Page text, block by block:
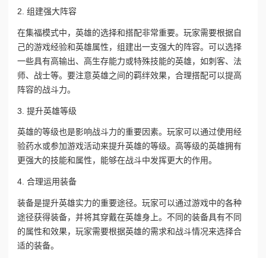
2. 组建强大阵容
在集福模式中，英雄的选择和搭配非常重要。玩家需要根据自
己的游戏经验和英雄属性，组建出一支强大的阵容。可以选择
一些具有高输出、高生存能力或特殊技能的英雄，如刺客、法
师、战士等。要注意英雄之间的羁绊效果，合理搭配可以提高
阵容的战斗力。
3. 提升英雄等级
英雄的等级也是影响战斗力的重要因素。玩家可以通过使用经
验药水或参加游戏活动来提升英雄的等级。高等级的英雄拥有
更强大的技能和属性，能够在战斗中发挥更大的作用。
4. 合理运用装备
装备是提升英雄实力的重要途径。玩家可以通过游戏中的各种
途径获得装备，并将其穿戴在英雄身上。不同的装备具有不同
的属性和效果，玩家需要根据英雄的需求和战斗情况来选择合
适的装备。